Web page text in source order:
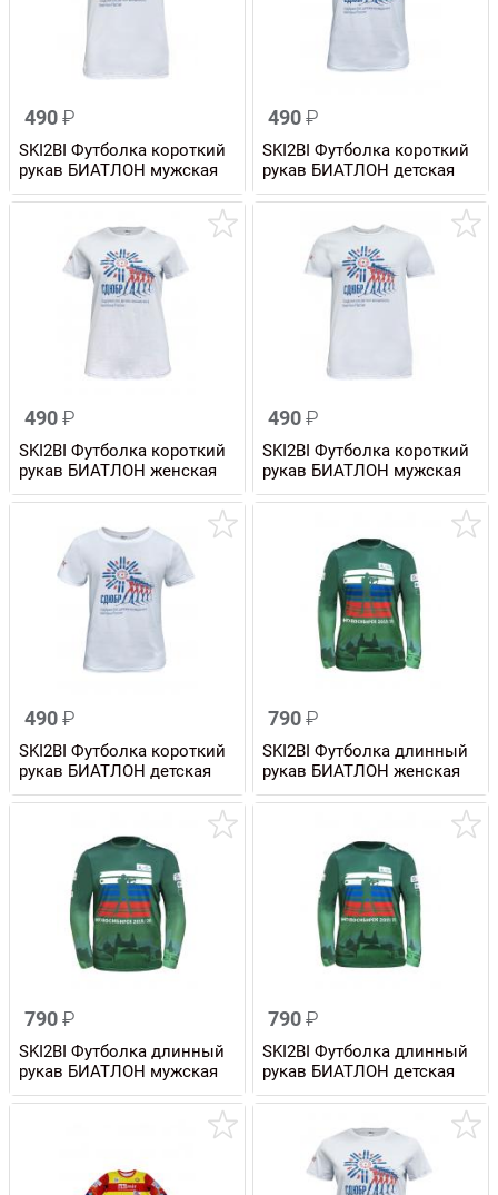
490₽
SKI2BI Футболка короткий
рукав БИАТЛОН мужская
490₽
SKI2BI Футболка короткий
рукав БИАТЛОН детская
490₽
SKI2BI Футболка короткий
рукав БИАТЛОН женская
490₽
SKI2BI Футболка короткий
рукав БИАТЛОН мужская
490₽
SKI2BI Футболка короткий
рукав БИАТЛОН детская
790₽
SKI2BI Футболка длинный
рукав БИАТЛОН женская
790₽
SKI2BI Футболка длинный
рукав БИАТЛОН мужская
790₽
SKI2BI Футболка длинный
рукав БИАТЛОН детская